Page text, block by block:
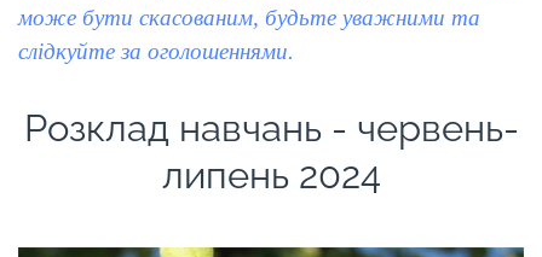
може бути скасованим, будьте уважними та
слідкуйте за оголошеннями.
Розклад навчань - червень-
липень 2024